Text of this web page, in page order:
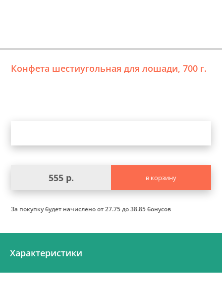
Конфета шестиугольная для лошади, 700 г.
555 р. в корзину
За покупку будет начисленоот 27.75 до 38.85 бонусов
Характеристики